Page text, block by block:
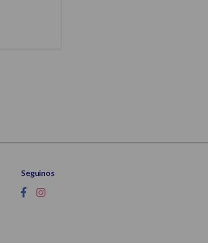
Seguinos